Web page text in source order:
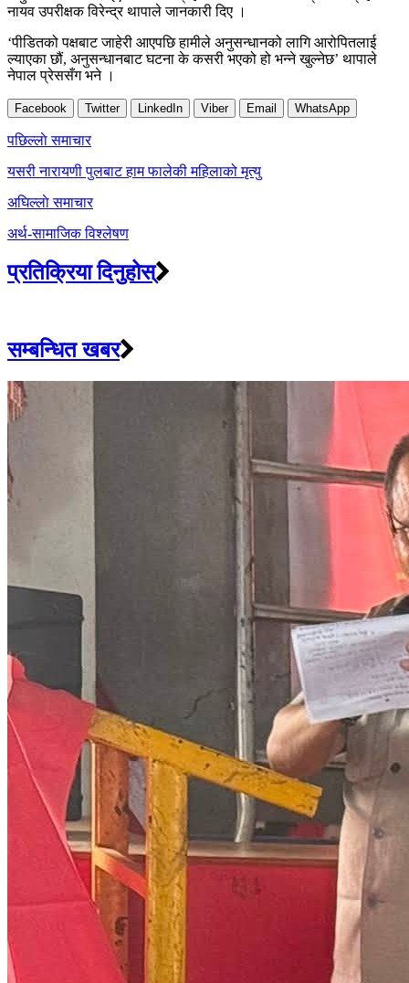
नायव उपरीक्षक विरेन्द्र थापाले जानकारी दिए ।
‘पीडितको पक्षबाट जाहेरी आएपछि हामीले अनुसन्धानको लागि आरोपितलाई
ल्याएका छौं, अनुसन्धानबाट घटना के कसरी भएको हो भन्ने खुल्नेछ’ थापाले
नेपाल प्रेससँग भने ।
Facebook Twitter LinkedIn Viber Email WhatsApp
Post
navigation
पछिल्लाे समाचार
यसरी नारायणी पुलबाट हाम फालेकी महिलाको मृत्यु
अघिल्लाे समाचार
अर्थ‐सामाजिक विश्लेषण
प्रतिक्रिया दिनुहोस्
सम्बन्धित खबर